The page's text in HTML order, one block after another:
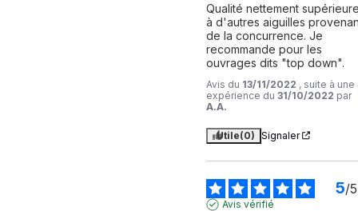
Qualité nettement
à d'autres aiguilles
de la concurrence. Je
recommande pour les
ouvrages dits "top down".
Avis du 13/11/2022 , suite à une
expérience du 31/10/2022 par
A.A.
Utile(0) Signaler
5/5
Avis vérifié